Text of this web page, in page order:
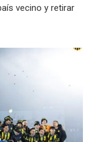
vecino y retirar